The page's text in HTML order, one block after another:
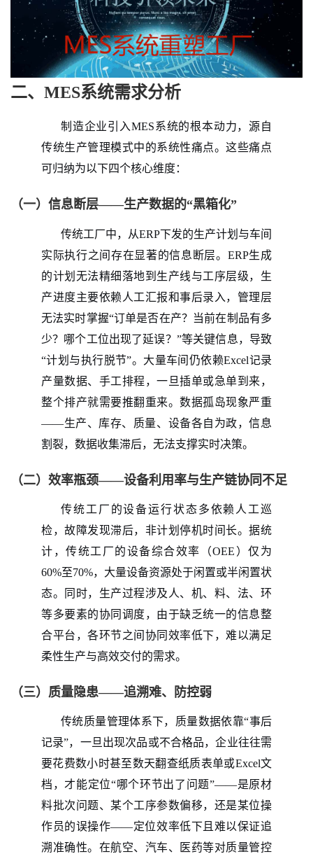
二、MES系统需求分析
制造企业引入MES系统的根本动力，源自
传统生产管理模式中的系统性痛点。这些痛点
可归纳为以下四个核心维度：
（一）信息断层——生产数据的“黑箱化”
传统工厂中，从ERP下发的生产计划与车间
实际执行之间存在显著的信息断层。ERP生成
的计划无法精细落地到生产线与工序层级，生
产进度主要依赖人工汇报和事后录入，管理层
无法实时掌握“订单是否在产？当前在制品有多
少？哪个工位出现了延误？”等关键信息，导致
“计划与执行脱节”。大量车间仍依赖Excel记录
产量数据、手工排程，一旦插单或急单到来，
整个排产就需要推翻重来。数据孤岛现象严重
——生产、库存、质量、设备各自为政，信息
割裂，数据收集滞后，无法支撑实时决策。
（二）效率瓶颈——设备利用率与生产链协同不足
传统工厂的设备运行状态多依赖人工巡
检，故障发现滞后，非计划停机时间长。据统
计，传统工厂的设备综合效率（OEE）仅为
60%至70%，大量设备资源处于闲置或半闲置状
态。同时，生产过程涉及人、机、料、法、环
等多要素的协同调度，由于缺乏统一的信息整
合平台，各环节之间协同效率低下，难以满足
柔性生产与高效交付的需求。
（三）质量隐患——追溯难、防控弱
传统质量管理体系下，质量数据依靠“事后
记录”，一旦出现次品或不合格品，企业往往需
要花费数小时甚至数天翻查纸质表单或Excel文
档，才能定位“哪个环节出了问题”——是原材
料批次问题、某个工序参数偏移，还是某位操
作员的误操作——定位效率低下且难以保证追
溯准确性。在航空、汽车、医药等对质量管控